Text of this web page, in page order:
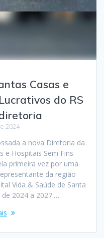
Casas e
do RS
2024
a nova Diretoria da
e Hospitais Sem Fins
primeira vez por uma
da região
Vida & Saúde de Santa
de 2024 a 2027.…